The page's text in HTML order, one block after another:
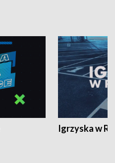
Igrzyska w